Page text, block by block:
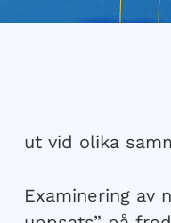
ut vid olika
Examinering av